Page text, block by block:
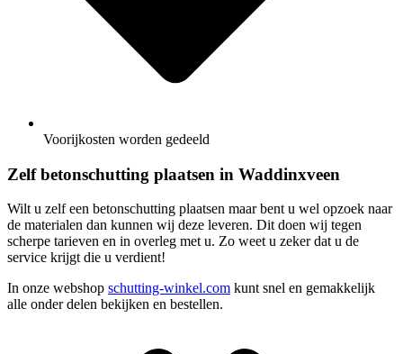
Voorijkosten worden gedeeld
Zelf betonschutting plaatsen in Waddinxveen
Wilt u zelf een betonschutting plaatsen maar bent u wel opzoek naar
de materialen dan kunnen wij deze leveren. Dit doen wij tegen
scherpe tarieven en in overleg met u. Zo weet u zeker dat u de
service krijgt die u verdient!
In onze webshop schutting-winkel.com kunt snel en gemakkelijk
alle onder delen bekijken en bestellen.